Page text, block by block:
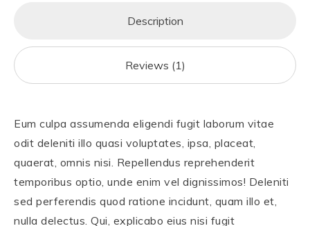
o
k
o
Description
Reviews (1)
Eum culpa assumenda eligendi fugit laborum vitae
odit deleniti illo quasi voluptates, ipsa, placeat,
quaerat, omnis nisi. Repellendus reprehenderit
temporibus optio, unde enim vel dignissimos! Deleniti
sed perferendis quod ratione incidunt, quam illo et,
nulla delectus. Qui, explicabo eius nisi fugit